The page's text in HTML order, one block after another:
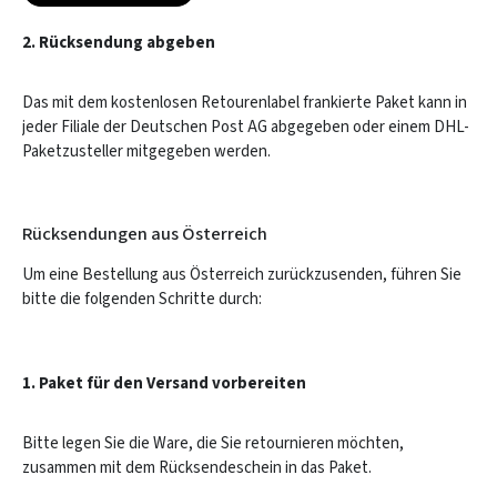
2. Rücksendung abgeben
Das mit dem kostenlosen Retourenlabel frankierte Paket kann in
jeder Filiale der Deutschen Post AG abgegeben oder einem DHL-
Paketzusteller mitgegeben werden.
Rücksendungen aus Österreich
Um eine Bestellung aus Österreich zurückzusenden, führen Sie
bitte die folgenden Schritte durch:
1. Paket für den Versand vorbereiten
Bitte legen Sie die Ware, die Sie retournieren möchten,
zusammen mit dem Rücksendeschein in das Paket.